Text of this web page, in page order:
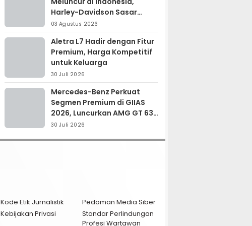
Harley-Davidson Sasar
Kolektor Motor Premium
03 Agustus 2026
Aletra L7 Hadir dengan Fitur
Premium, Harga Kompetitif
untuk Keluarga
30 Juli 2026
Mercedes-Benz Perkuat
Segmen Premium di GIIAS
2026, Luncurkan AMG GT 63
PRO dan GLC 200
30 Juli 2026
Kode Etik Jurnalistik
Pedoman Media Siber
Kebijakan Privasi
Standar Perlindungan
Profesi Wartawan